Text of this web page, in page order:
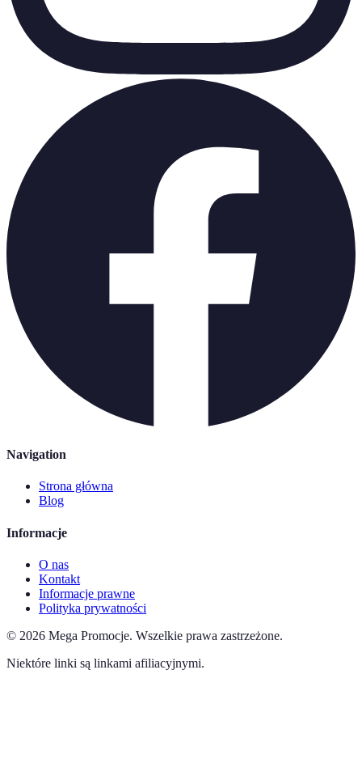
Navigation
Strona główna
Blog
Informacje
O nas
Kontakt
Informacje prawne
Polityka prywatności
© 2026 Mega Promocje. Wszelkie prawa zastrzeżone.
Niektóre linki są linkami afiliacyjnymi.